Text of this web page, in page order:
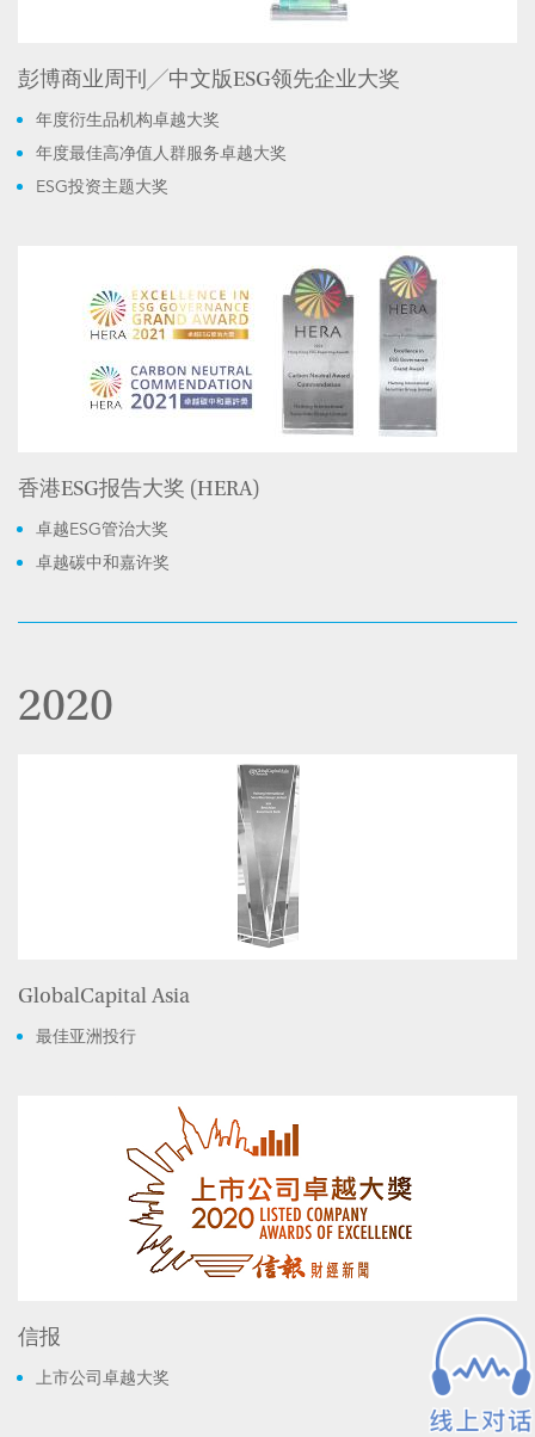
彭博商业周刊╱中文版ESG领先企业大奖
年度衍生品机构卓越大奖
年度最佳高净值人群服务卓越大奖
ESG投资主题大奖
香港ESG报告大奖 (HERA)
卓越ESG管治大奖
卓越碳中和嘉许奖
2020
GlobalCapital Asia
最佳亚洲投行
信报
上市公司卓越大奖